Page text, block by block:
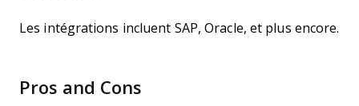
Les intégrations incluent SAP, Oracle, et plus encore.
Pros and Cons